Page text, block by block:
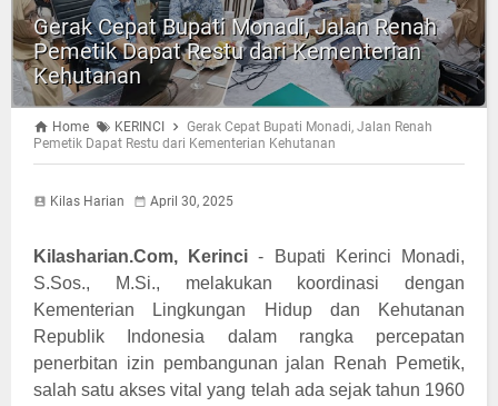
Gerak Cepat Bupati Monadi, Jalan Renah
Pemetik Dapat Restu dari Kementerian
Kehutanan
Home KERINCI
Gerak Cepat Bupati Monadi, Jalan Renah
Pemetik Dapat Restu dari Kementerian Kehutanan
Kilas Harian April 30, 2025
Kilasharian.Com, Kerinci- Bupati Kerinci Monadi,
S.Sos., M.Si., melakukan koordinasi dengan
Kementerian Lingkungan Hidup dan Kehutanan
Republik Indonesia dalam rangka percepatan
penerbitan izin pembangunan jalan Renah Pemetik,
salah satu akses vital yang telah ada sejak tahun 1960